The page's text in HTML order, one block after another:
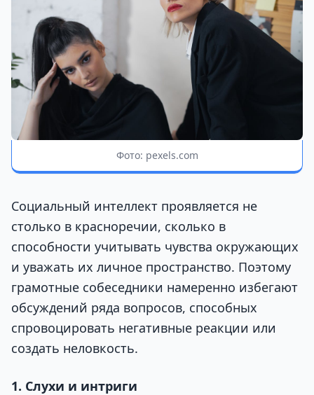
Фото: pexels.com
Социальный интеллект проявляется не
столько в красноречии, сколько в
способности учитывать чувства окружающих
и уважать их личное пространство. Поэтому
грамотные собеседники намеренно избегают
обсуждений ряда вопросов, способных
спровоцировать негативные реакции или
создать неловкость.
1. Слухи и интриги